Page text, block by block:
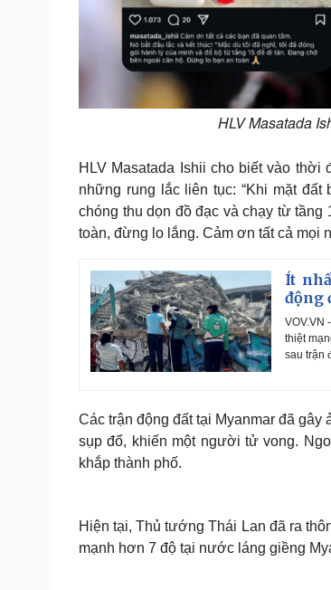
HLV Masatada
HLV Masatada Ishii cho biết vào
những rung lắc liên tục: “Khi mặt
chóng thu dọn đồ đạc và chạy từ
toàn, đừng lo lắng. Cảm ơn tất cả mọi
Ít
động
VOV.VN
thiệt
sau trận
Các trận động đất tại Myanmar đã
sụp đổ, khiến một người tử vong.
khắp thành phố.
Hiện tại, Thủ tướng Thái Lan đã ra
mạnh hơn 7 độ tại nước láng giềng